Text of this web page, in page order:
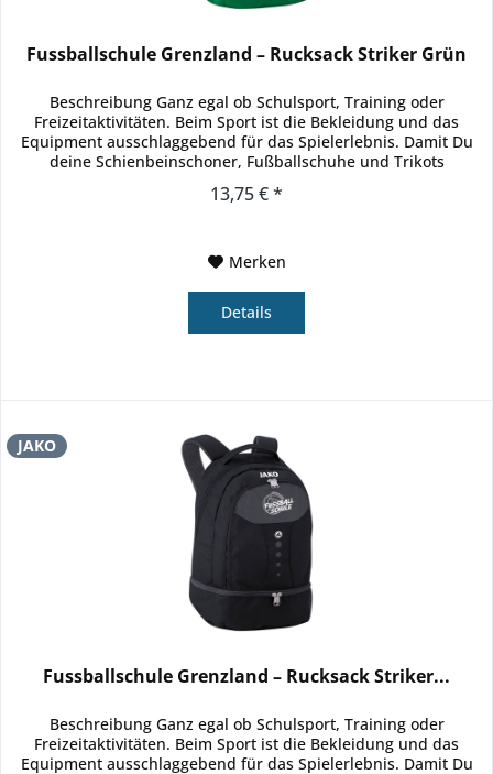
Fussballschule Grenzland – Rucksack Striker Grün
Beschreibung Ganz egal ob Schulsport, Training oder
Freizeitaktivitäten. Beim Sport ist die Bekleidung und das
Equipment ausschlaggebend für das Spielerlebnis. Damit Du
deine Schienbeinschoner, Fußballschuhe und Trikots
13,75 € *
Merken
Details
JAKO
Fussballschule Grenzland – Rucksack Striker...
Beschreibung Ganz egal ob Schulsport, Training oder
Freizeitaktivitäten. Beim Sport ist die Bekleidung und das
Equipment ausschlaggebend für das Spielerlebnis. Damit Du